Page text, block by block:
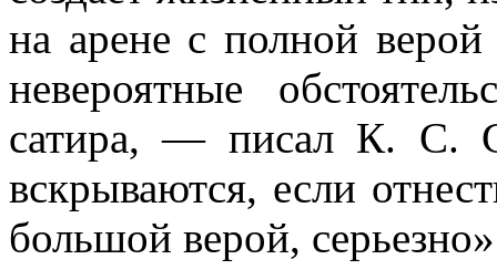
на арене с полной
не­вероятные
сатира, — писал К. С.
вскрыва­ются, если
большой верой,